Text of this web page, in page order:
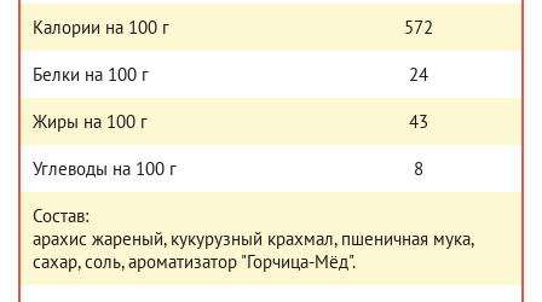
Калории на 100 г 572
Белки на 100 г 24
Жиры на 100 г 43
Углеводы на 100 г 8
Состав:
арахис жареный, кукурузный крахмал, пшеничная мука,
сахар, соль, ароматизатор "Горчица-Мёд".